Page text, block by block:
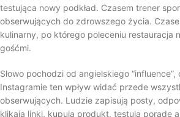
testująca nowy podkład. Czasem trener
obserwujących do zdrowszego życia.
kulinarny, po którego poleceniu restauracja
gośćmi.
Słowo pochodzi od angielskiego “influence”,
Instagramie ten wpływ widać przede
obserwujących. Ludzie zapisują posty,
klikają linki, kupują produkt, testują poradę